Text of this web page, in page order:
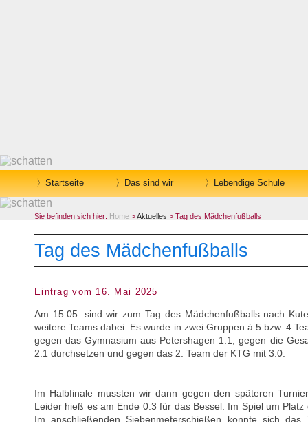
Startseite Das sind wir Lebendige Schule
Sie befinden sich hier: Home >Aktuelles > Tag des Mädchenfußballs
Tag des Mädchenfußballs
Eintrag vom 16. Mai 2025
Am 15.05. sind wir zum Tag des Mädchenfußballs nach
weitere Teams dabei. Es wurde in zwei Gruppen á 5 bzw. 4
gegen das Gymnasium aus Petershagen 1:1, gegen die
2:1 durchsetzen und gegen das 2. Team der KTG mit 3:0.
Im Halbfinale mussten wir dann gegen den späteren
Leider hieß es am Ende 0:3 für das Bessel. Im Spiel um
Im anschließenden Siebenmeterschießen konnte sich